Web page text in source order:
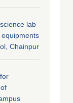
lab
Chainpur